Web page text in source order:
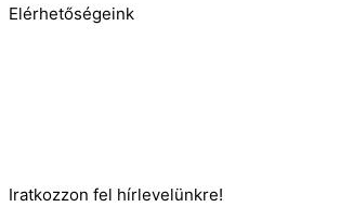
Elérhetőségeink
Iratkozzon fel hírlevelünkre!